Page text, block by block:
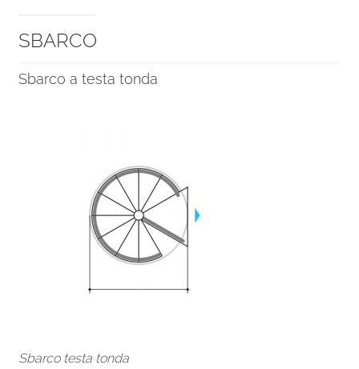
SBARCO
Sbarco a testa tonda
Sbarco testa tonda